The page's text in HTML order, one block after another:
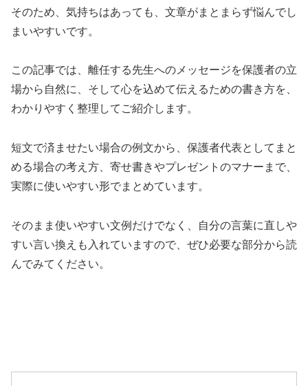
そのため、気持ちはあっても、文章がまとまらず悩んでし
まいやすいです。
この記事では、離任する先生へのメッセージを保護者の立
場から自然に、そして心を込めて伝えるための書き方を、
わかりやすく整理してご紹介します。
短文で済ませたい場合の例文から、保護者代表としてまと
める場合の考え方、寄せ書きやプレゼントのマナーまで、
実際に使いやすい形でまとめています。
そのまま使いやすい文例だけでなく、自分の言葉に直しや
すい言い換えも入れていますので、ぜひ必要な部分から読
んでみてください。